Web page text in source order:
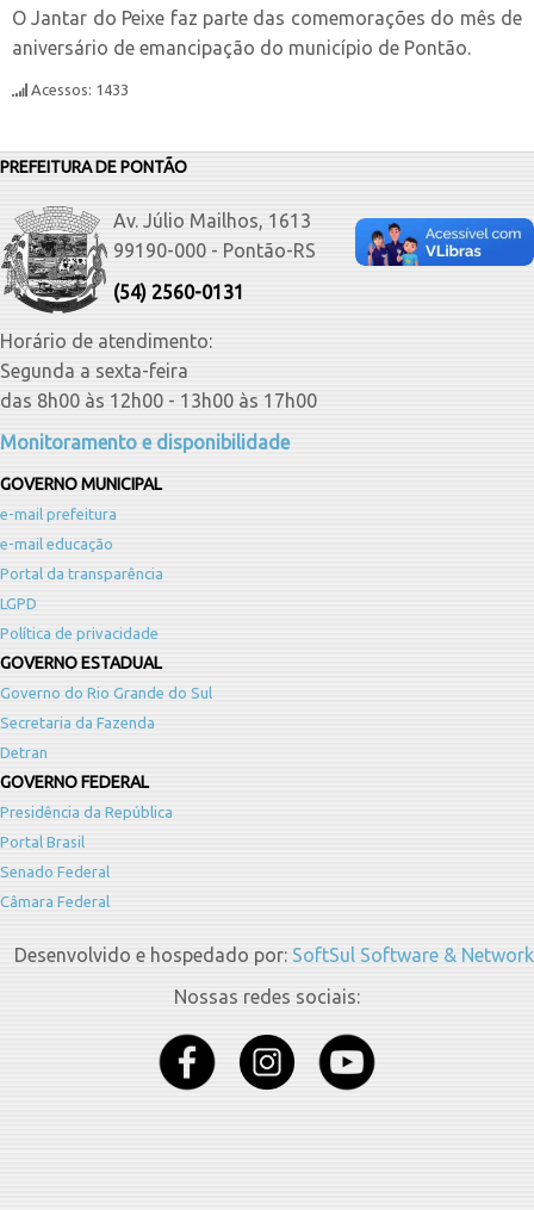
O Jantar do Peixe faz parte das comemorações do mês de
aniversário de emancipação do município de Pontão.
Acessos: 1433
PREFEITURA DE PONTÃO
Av. Júlio Mailhos, 1613
99190-000 - Pontão-RS
(54) 2560-0131
Horário de atendimento:
Segunda a sexta-feira
das 8h00 às 12h00 - 13h00 às 17h00
Monitoramento e disponibilidade
GOVERNO MUNICIPAL
e-mail prefeitura
e-mail educação
Portal da transparência
LGPD
Política de privacidade
GOVERNO ESTADUAL
Governo do Rio Grande do Sul
Secretaria da Fazenda
Detran
GOVERNO FEDERAL
Presidência da República
Portal Brasil
Senado Federal
Câmara Federal
Desenvolvido e hospedado por: SoftSul Software & Network
Nossas redes sociais: